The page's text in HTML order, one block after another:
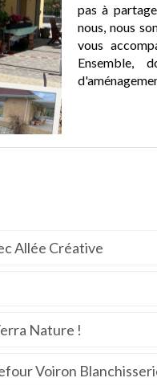
pas à
nous, nous
vous
Ensemble,
Allée Créative
Nature !
Voiron